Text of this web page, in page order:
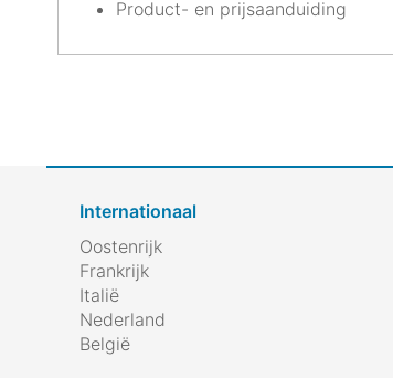
Product- en prijsaanduiding
Internationaal
Oostenrijk
Frankrijk
Italië
Nederland
België